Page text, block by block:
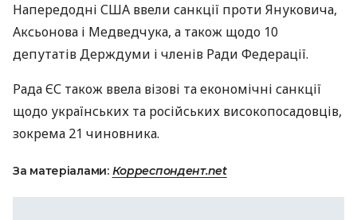
Напередодні США ввели санкції проти Януковича,
Аксьонова і Медведчука, а також щодо 10
депутатів Держдуми і членів Ради Федерації.
Рада ЄС також ввела візові та економічні санкції
щодо українських та російських високопосадовців,
зокрема 21 чиновника.
За матеріалами: Корреспондент.net